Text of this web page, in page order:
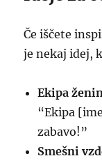
Če iščete
je nekaj idej,
Ekipa
“Ekipa
zabavo!”
Smešni